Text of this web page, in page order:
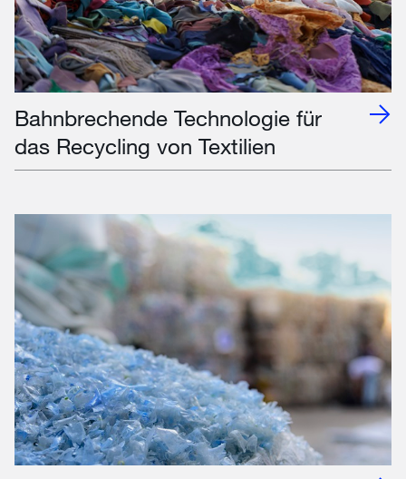
Bahnbrechende Technologie für
das Recycling von Textilien